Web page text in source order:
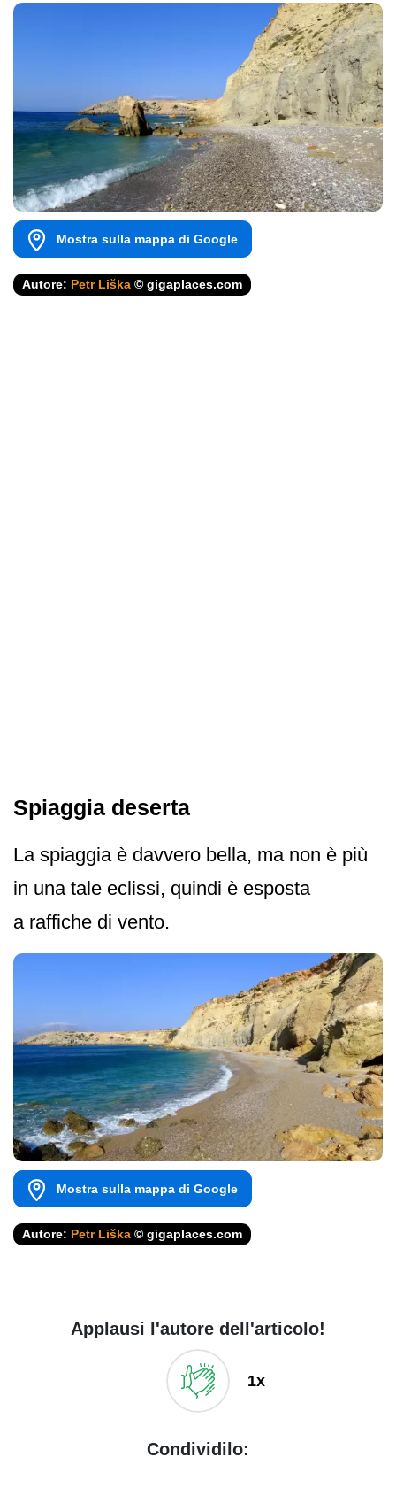
Mostra sulla mappa di Google
Autore: Petr Liška © gigaplaces.com
Spiaggia deserta
La spiaggia è davvero bella, ma non è più
in una tale eclissi, quindi è esposta
a raffiche di vento.
Mostra sulla mappa di Google
Autore: Petr Liška © gigaplaces.com
Applausi l'autore dell'articolo!
1x
Condividilo: